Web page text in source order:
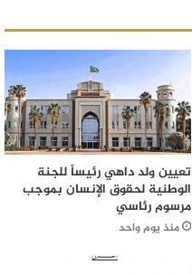
تعيين ولد داهي رئيساً للجنة
الوطنية لحقوق الإنسان بموجب
مرسوم رئاسي
منذ يوم واحد